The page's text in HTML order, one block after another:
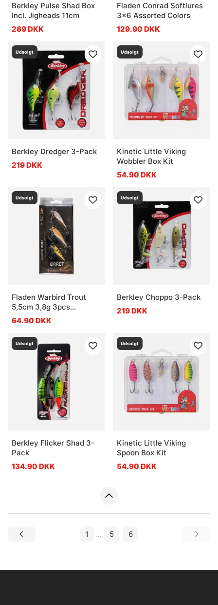
Berkley Pulse Shad Box
Incl. Jigheads 11cm
289 DKK
Fladen Conrad Softlures
3x6 Assorted Colors
129.90 DKK
Udsolgt
Berkley Dredger 3-Pack
219 DKK
Udsolgt
Kinetic Little Viking
Wobbler Box Kit
54.90 DKK
Udsolgt
Fladen Warbird Trout
5,5cm 3,8g 3pcs
Realistic
64.90 DKK
Udsolgt
Berkley Choppo 3-Pack
219 DKK
Udsolgt
Berkley Flicker Shad 3-
Pack
134.90 DKK
Udsolgt
Kinetic Little Viking
Spoon Box Kit
54.90 DKK
1 ... 5 6